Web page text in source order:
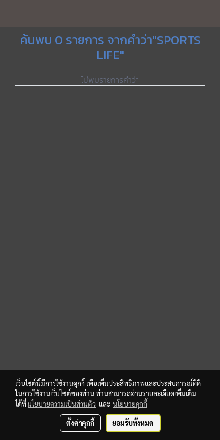
ค้นพบ 0 รายการ จากคำว่า"SPORTS
LIFE"
ไม่พบรายการคำว่า
เว็บไซต์นี้มีการใช้งานคุกกี้ เพื่อเพิ่มประสิทธิภาพและประสบการณ์ที่ดี
ในการใช้งานเว็บไซต์ของท่าน ท่านสามารถอ่านรายละเอียดเพิ่มเติม
ได้ที่นโยบายความเป็นส่วนตัว และ นโยบายคุกกี้
ตั้งค่าคุกกี้ ยอมรับทั้งหมด